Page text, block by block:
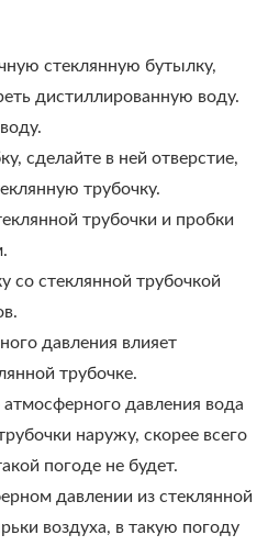
стеклянную бутылку,
дистиллированную воду.
сделайте в ней отверстие,
трубочку.
трубочки и пробки
со стеклянной трубочкой
давления влияет
трубочке.
давления вода
наружу, скорее всего
погоде не будет.
давлении из стеклянной
воздуха, в такую погоду